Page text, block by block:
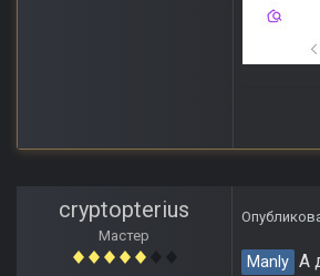
cryptopterius
Мастер
Manly А